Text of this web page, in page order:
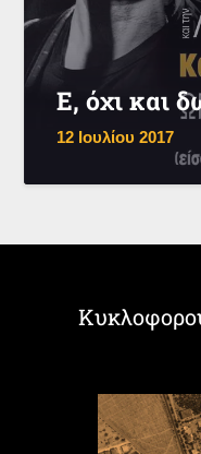
Ε, όχι και
12 Ιουλίου 2017